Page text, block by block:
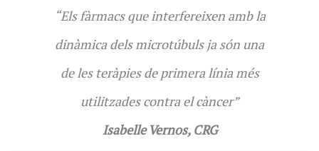
“Els fàrmacs que interfereixen amb la
dinàmica dels microtúbuls ja són una
de les teràpies de primera línia més
utilitzades contra el càncer”
Isabelle Vernos, CRG